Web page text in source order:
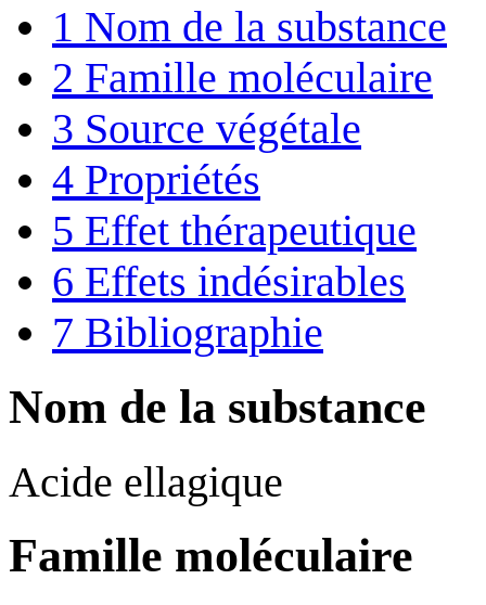
1 Nom de la substance
2 Famille moléculaire
3 Source végétale
4 Propriétés
5 Effet thérapeutique
6 Effets indésirables
7 Bibliographie
Nom de la substance
Acide ellagique
Famille moléculaire